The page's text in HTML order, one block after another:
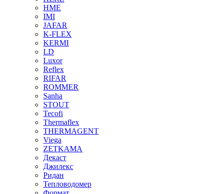
HME
IMI
JAFAR
K-FLEX
KERMI
LD
Luxor
Reflex
RIFAR
ROMMER
Sanha
STOUT
Tecofi
Thermaflex
THERMAGENT
Viega
ZETKAMA
Декаст
Джилекс
Ридан
Тепловодомер